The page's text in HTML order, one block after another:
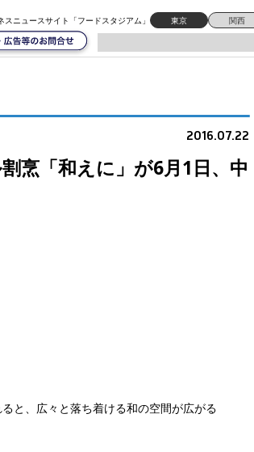
ニュースサイト「フードスタジアム」 東京 関西
2016.07.22
烹「和えに」が6月1日、中
と、広々と落ち着ける和の空間が広がる